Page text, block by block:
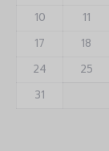
10
11
17
18
24
25
31